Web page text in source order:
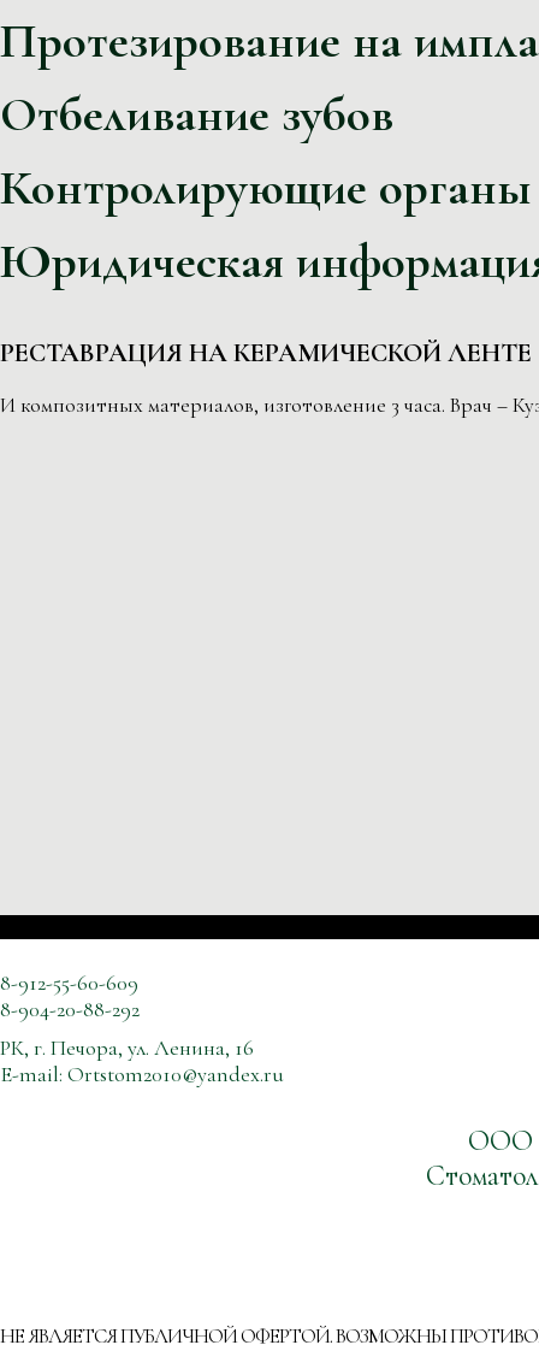
Протезирование на
Отбеливание зубов
Контролирующие органы
Юридическая
РЕСТАВРАЦИЯ НА КЕРАМИЧЕСКОЙ ЛЕНТЕ
И композитных материалов, изготовление 3 часа. Врач –
8-912-55-60-609
8-904-20-88-292
РК, г. Печора, ул. Ленина, 16
E-mail: Ortstom2010@yandex.ru
ООО
НЕ ЯВЛЯЕТСЯ ПУБЛИЧНОЙ ОФЕРТОЙ. ВОЗМОЖНЫ